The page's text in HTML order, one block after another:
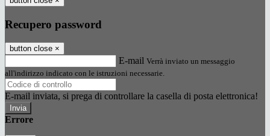
Recupero password
button close ×
E-mail Verrà inviato un messaggio
all'indirizzo indicato con le istruzioni necessarie.
E-mail inviata, si prega di controllare la casella di posta elettronica!
Errore